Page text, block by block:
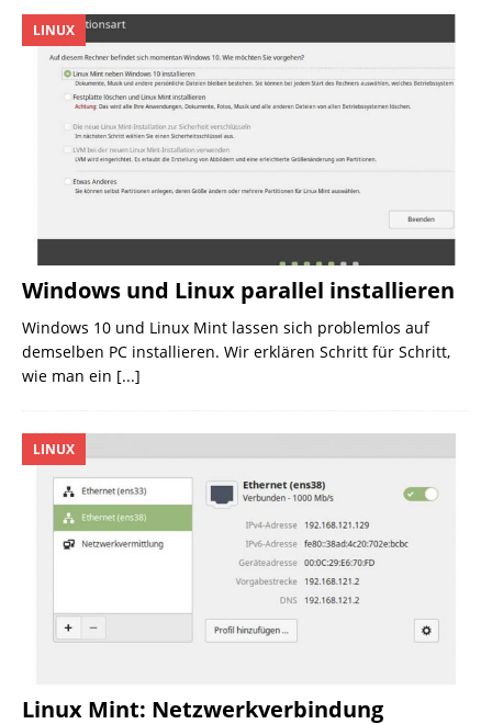
Windows und Linux parallel installieren
LINUX
Windows 10 und Linux Mint lassen sich problemlos auf
demselben PC installieren. Wir erklären Schritt für Schritt,
wie man ein [...]
Linux Mint: Netzwerkverbindung
LINUX